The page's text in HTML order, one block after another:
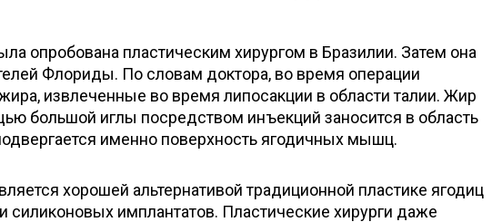
опробована пластическим хирургом в Бразилии. Затем она
Флориды. По словам доктора, во время операции
извлеченные во время липосакции в области талии. Жир
большой иглы посредством инъекций заносится в область
именно поверхность ягодичных мышц.
хорошей альтернативой традиционной пластике ягодиц
силиконовых имплантатов. Пластические хирурги даже